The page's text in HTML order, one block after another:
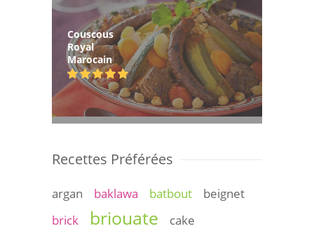
Couscous
Royal
Marocain
Recettes Préférées
argan baklawa batbout
beignet
brick
briouate
cake